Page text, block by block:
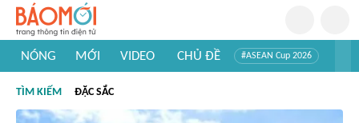
NÓNG MỚI VIDEO CHỦ ĐỀ #ASEAN Cup 2026
#Khám phá thế giới
TÌM KIẾM ĐẶC SẮC